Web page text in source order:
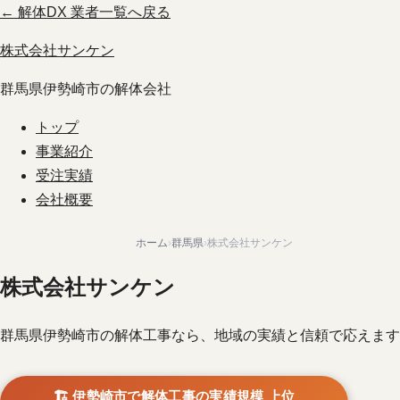
← 解体DX 業者一覧へ戻る
株式会社サンケン
群馬県伊勢崎市の解体会社
トップ
事業紹介
受注実績
会社概要
ホーム›群馬県›株式会社サンケン
株式会社サンケン
群馬県伊勢崎市の解体工事なら、地域の実績と信頼で応えま
🏗️ 伊勢崎市で解体工事の実績規模 上位